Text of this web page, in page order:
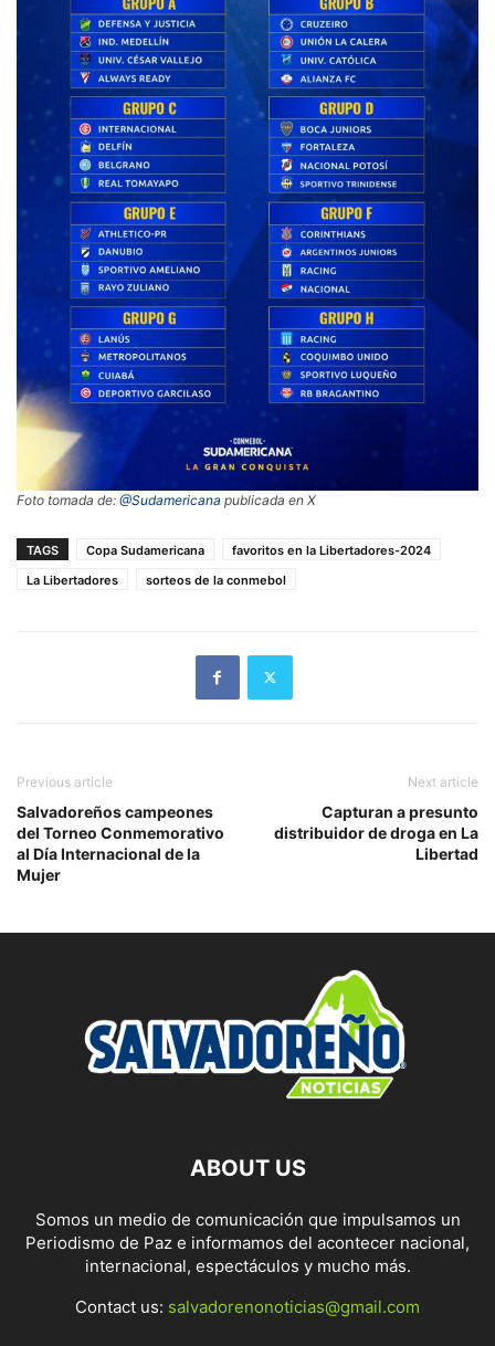
Foto tomada de: @Sudamericana publicada en X
TAGS Copa Sudamericana
favoritos en la Libertadores-2024
La Libertadores
sorteos de la conmebol
Previous article
Salvadoreños campeones
del Torneo Conmemorativo
al Día Internacional de la
Mujer
Next article
Capturan a presunto
distribuidor de droga en La
Libertad
ABOUT US
Somos un medio de comunicación que impulsamos un
Periodismo de Paz e informamos del acontecer nacional,
internacional, espectáculos y mucho más.
Contact us: salvadorenonoticias@gmail.com